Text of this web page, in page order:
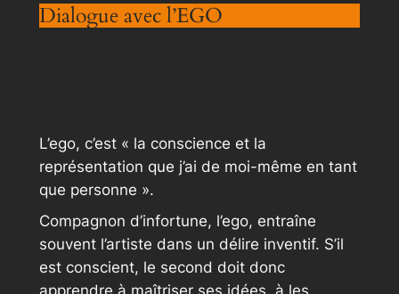
Dialogue avec l’EGO
L’ego, c’est « la conscience et la
représentation que j’ai de moi-même en tant
que personne ».
Compagnon d’infortune, l’ego, entraîne
souvent l’artiste dans un délire inventif. S’il
est conscient, le second doit donc